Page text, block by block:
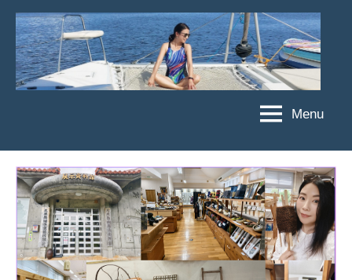
Skip
content
菲
亞
娃
JEFFIA
FANG
亞
娃
粉
絲
團、
主
Menu